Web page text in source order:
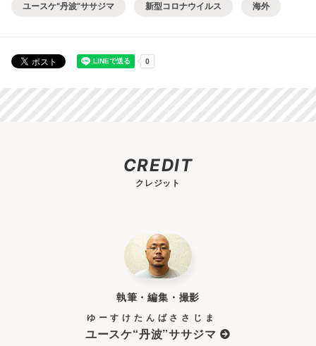
ユースケ“丹波”ササジマ 新型コロナウイルス 海外
CREDIT
クレジット
執筆・編集・撮影
ユースケ“丹波”ササジマ
ゆーすけたんばささじま